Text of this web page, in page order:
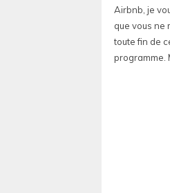
Airbnb, je
que vous ne
toute fin de
programme.